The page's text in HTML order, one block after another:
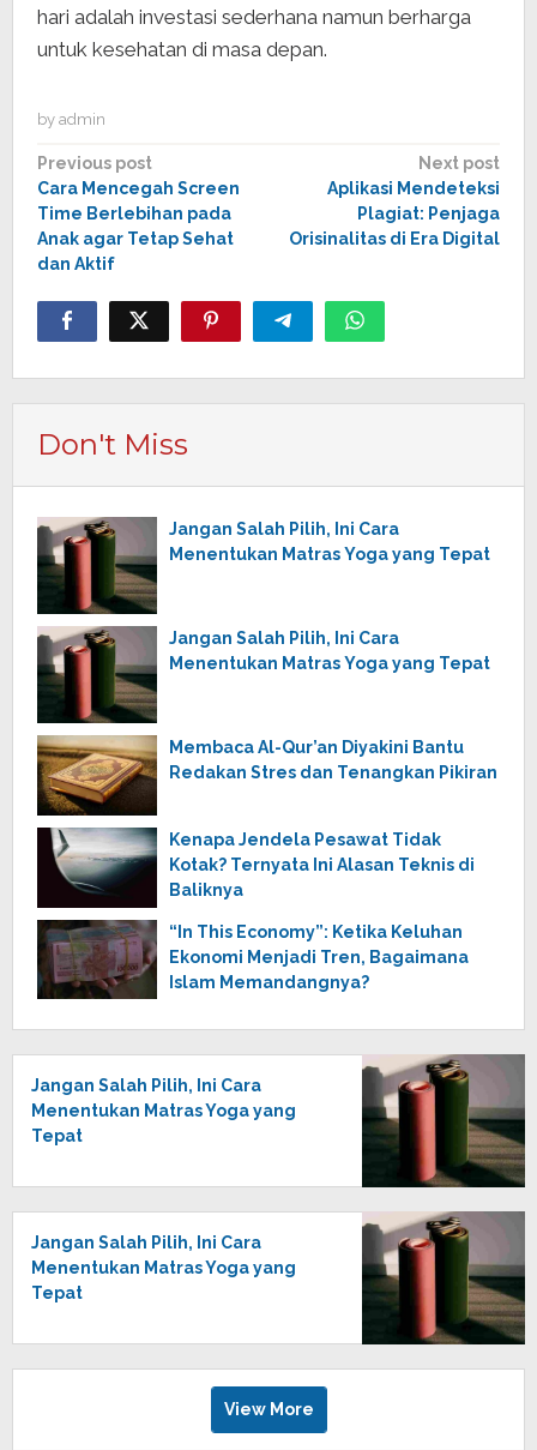
hari adalah investasi sederhana namun berharga
untuk kesehatan di masa depan.
by admin
Post
navigation
Previous post
Cara Mencegah Screen
Time Berlebihan pada
Anak agar Tetap Sehat
dan Aktif
Next post
Aplikasi Mendeteksi
Plagiat: Penjaga
Orisinalitas di Era Digital
Don't Miss
Jangan Salah Pilih, Ini Cara
Menentukan Matras Yoga yang Tepat
Jangan Salah Pilih, Ini Cara
Menentukan Matras Yoga yang Tepat
Membaca Al-Qur’an Diyakini Bantu
Redakan Stres dan Tenangkan Pikiran
Kenapa Jendela Pesawat Tidak
Kotak? Ternyata Ini Alasan Teknis di
Baliknya
“In This Economy”: Ketika Keluhan
Ekonomi Menjadi Tren, Bagaimana
Islam Memandangnya?
Jangan Salah Pilih, Ini Cara
Menentukan Matras Yoga yang
Tepat
Jangan Salah Pilih, Ini Cara
Menentukan Matras Yoga yang
Tepat
View More